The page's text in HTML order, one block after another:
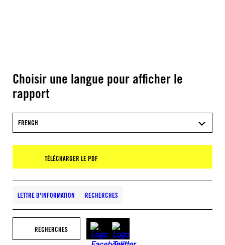
Choisir une langue pour afficher le
rapport
FRENCH
TÉLÉCHARGER LE PDF
LETTRE D'INFORMATION RECHERCHES
RECHERCHES